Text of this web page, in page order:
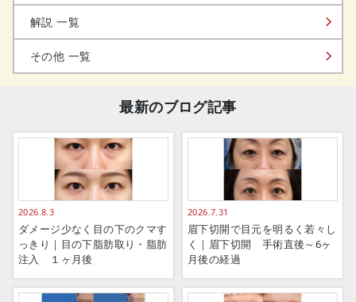
解説 一覧
その他 一覧
最新のブログ記事
2026.8.3
ダメージ少なく目の下のクマす
っきり｜目の下脂肪取り・脂肪
注入 １ヶ月後
2026.7.31
眉下切開で目元を明るく若々し
く｜眉下切開 手術直後～6ヶ
月後の経過